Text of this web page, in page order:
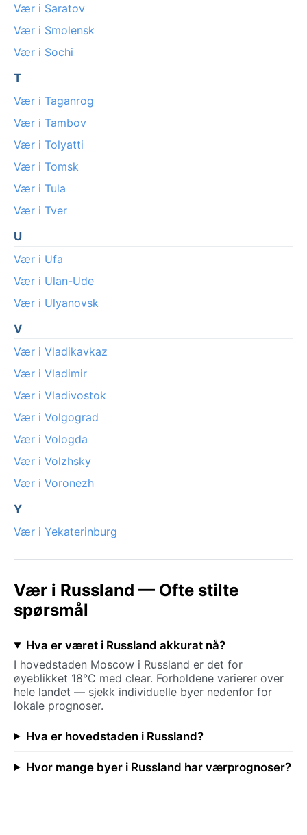
Vær i Saratov
Vær i Smolensk
Vær i Sochi
T
Vær i Taganrog
Vær i Tambov
Vær i Tolyatti
Vær i Tomsk
Vær i Tula
Vær i Tver
U
Vær i Ufa
Vær i Ulan-Ude
Vær i Ulyanovsk
V
Vær i Vladikavkaz
Vær i Vladimir
Vær i Vladivostok
Vær i Volgograd
Vær i Vologda
Vær i Volzhsky
Vær i Voronezh
Y
Vær i Yekaterinburg
Vær i Russland — Ofte stilte
spørsmål
Hva er været i Russland akkurat nå?
I hovedstaden Moscow i Russland er det for
øyeblikket 18°C med clear. Forholdene varierer over
hele landet — sjekk individuelle byer nedenfor for
lokale prognoser.
Hva er hovedstaden i Russland?
Hvor mange byer i Russland har værprognoser?